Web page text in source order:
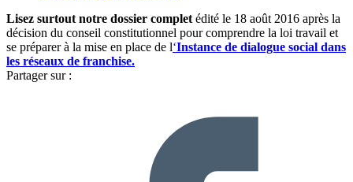
Lisez surtout notre dossier complet édité le 18 août 2016 après la
décision du conseil constitutionnel pour comprendre la loi travail et
se préparer à la mise en place de l‘Instance de dialogue social dans
les réseaux de franchise.
Partager sur :